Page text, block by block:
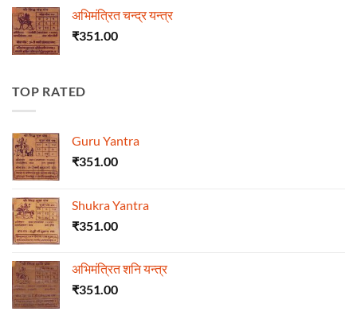
अभिमंत्रित चन्द्र यन्त्र
₹351.00
TOP RATED
Guru Yantra
₹351.00
Shukra Yantra
₹351.00
अभिमंत्रित शनि यन्त्र
₹351.00